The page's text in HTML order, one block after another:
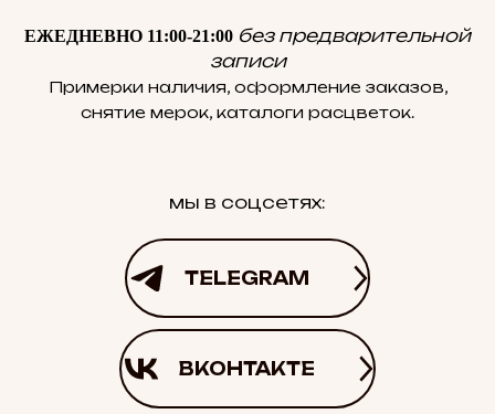
ЕЖЕДНЕВНО 11:00-21:00 без предварительной
записи
Примерки наличия, оформление заказов,
снятие мерок, каталоги расцветок.
мы в соцсетях:
TELEGRAM
ВКОНТАКТЕ